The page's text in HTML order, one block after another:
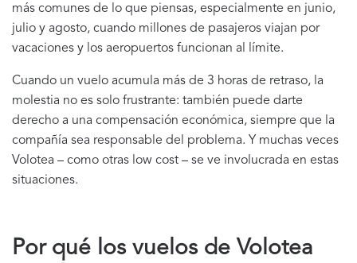
más comunes de lo que piensas, especialmente en junio,
julio y agosto, cuando millones de pasajeros viajan por
vacaciones y los aeropuertos funcionan al límite.
Cuando un vuelo acumula más de 3 horas de retraso, la
molestia no es solo frustrante: también puede darte
derecho a una compensación económica, siempre que la
compañía sea responsable del problema. Y muchas veces
Volotea – como otras low cost – se ve involucrada en estas
situaciones.
Por qué los vuelos de Volotea